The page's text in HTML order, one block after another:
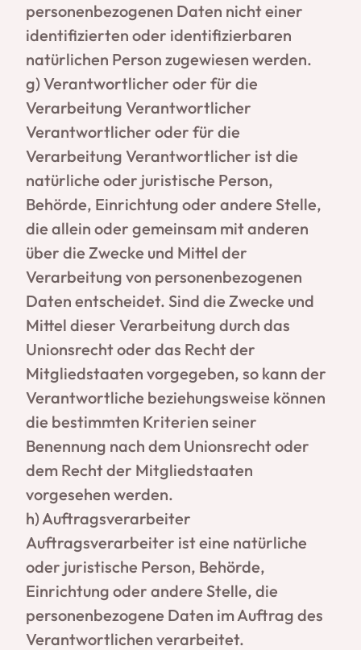
personenbezogenen Daten nicht einer
identifizierten oder identifizierbaren
natürlichen Person zugewiesen werden.
g) Verantwortlicher oder für die
Verarbeitung Verantwortlicher
Verantwortlicher oder für die
Verarbeitung Verantwortlicher ist die
natürliche oder juristische Person,
Behörde, Einrichtung oder andere Stelle,
die allein oder gemeinsam mit anderen
über die Zwecke und Mittel der
Verarbeitung von personenbezogenen
Daten entscheidet. Sind die Zwecke und
Mittel dieser Verarbeitung durch das
Unionsrecht oder das Recht der
Mitgliedstaaten vorgegeben, so kann der
Verantwortliche beziehungsweise können
die bestimmten Kriterien seiner
Benennung nach dem Unionsrecht oder
dem Recht der Mitgliedstaaten
vorgesehen werden.
h) Auftragsverarbeiter
Auftragsverarbeiter ist eine natürliche
oder juristische Person, Behörde,
Einrichtung oder andere Stelle, die
personenbezogene Daten im Auftrag des
Verantwortlichen verarbeitet.